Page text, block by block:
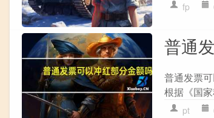
fp
普通
普通发票
根据《国
pt